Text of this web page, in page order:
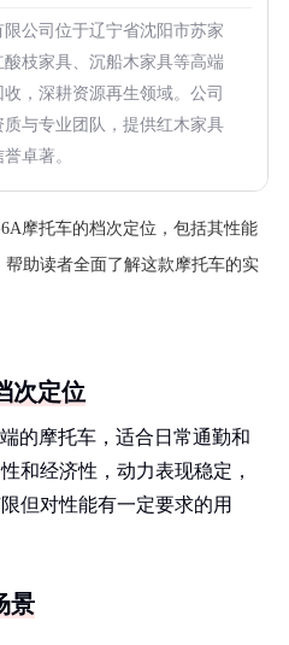
公司位于辽宁省沈阳市苏家
枝家具、沉船木家具等高端
，深耕资源再生领域。公司
与专业团队，提供红木家具
卓著。
摩托车的档次定位，包括其性能
助读者全面了解这款摩托车的实
次定位
的摩托车，适合日常通勤和
和经济性，动力表现稳定，
但对性能有一定要求的用
景